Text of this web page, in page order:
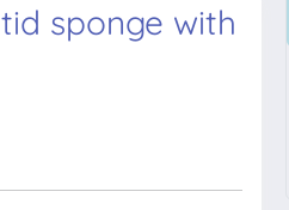
sponge with